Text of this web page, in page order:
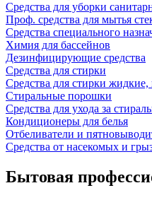
Средства для уборки
Проф. средства для мытья
Средства специального
Химия для бассейнов
Дезинфицирующие средства
Средства для стирки
Средства для стирки жидкие,
Стиральные порошки
Средства для ухода за
Кондиционеры для белья
Отбеливатели и
Средства от насекомых и
Бытовая